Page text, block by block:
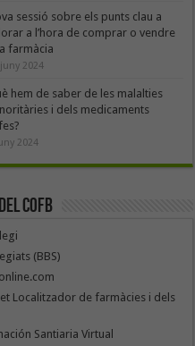
sessió sobre els punts clau a
a l’hora de comprar o vendre
farmàcia
2024
hem de saber de les malalties
i dels medicaments
2024
COFB
(BBS)
Localitzador de farmàcies i dels
Santiaria Virtual